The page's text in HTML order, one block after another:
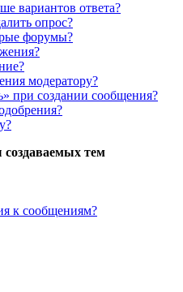
вариантов ответа?
опрос?
форумы?
модератору?
при создании сообщения?
тем
к сообщениям?